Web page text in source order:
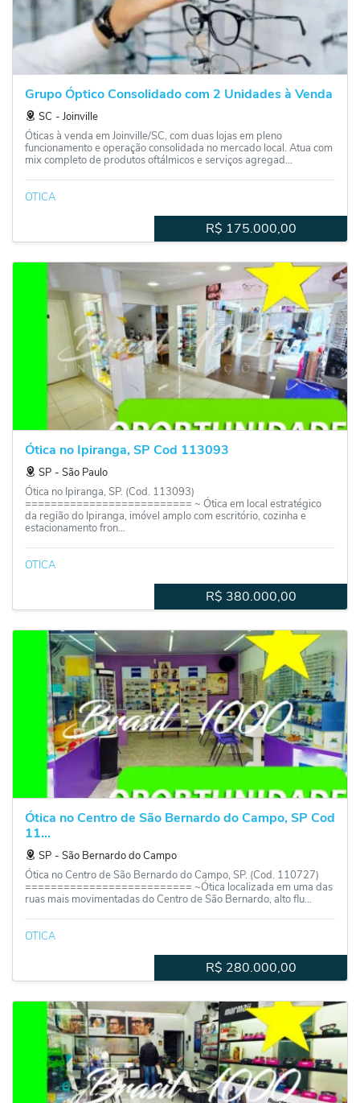
Grupo Óptico Consolidado com 2 Unidades à Venda
SC ‐ Joinville
Óticas à venda em Joinville/SC, com duas lojas em pleno
funcionamento e operação consolidada no mercado local. Atua com
mix completo de produtos oftálmicos e serviços agregad...
OTICA
R$ 175.000,00
Ótica no Ipiranga, SP Cod 113093
SP ‐ São Paulo
Ótica no Ipiranga, SP. (Cod. 113093)
========================== ~ Ótica em local estratégico
da região do Ipiranga, imóvel amplo com escritório, cozinha e
estacionamento fron...
OTICA
R$ 380.000,00
Ótica no Centro de São Bernardo do Campo, SP Cod
11...
SP ‐ São Bernardo do Campo
Ótica no Centro de São Bernardo do Campo, SP. (Cod. 110727)
========================== ~Ótica localizada em uma das
ruas mais movimentadas do Centro de São Bernardo, alto flu...
OTICA
R$ 280.000,00